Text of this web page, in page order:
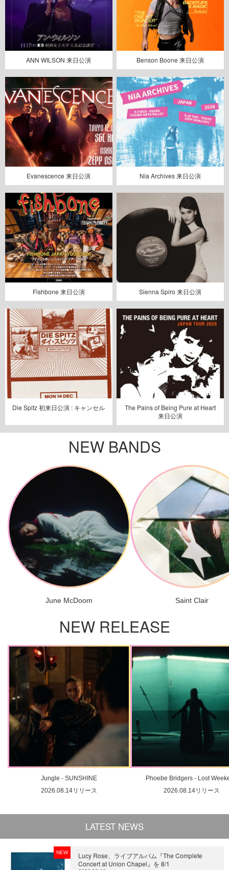
ANN WILSON 来日公演 Benson Boone 来日公演
Evanescence 来日公演 Nia Archives 来日公演
Fishbone 来日公演 Sienna Spiro 来日公演
Die Spitz 初来日公演 : キャンセル
The Pains of Being Pure at Heart
来日公演
NEW BANDS
June McDoom Saint Clair
NEW RELEASE
Jungle - SUNSHINE
2026.08.14リリース
Phoebe Bridgers - Lost
2026.08.14リリース
LATEST NEWS
NEW
Lucy Rose、ライブアルバム『The Complete
Concert at Union Chapel』を 8/1